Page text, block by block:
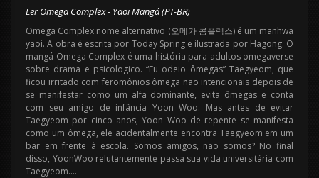
Ler Omega Complex - Yaoi Mangá (PT-BR)
Omega Complex nome alternativo (오메가 콤플렉스) é um manhwa
yaoi. A obra é escrita por Today Spring e ilustrada por Hagong. O
mangá Omega Complex é uma história para adultos omegaverse
sobre drama e psicologico. “Eu odeio ômegas” Taegyeom, que
ficou irritado com feromônios ômega não intencionais depois de
se manifestar como um alfa dominante, evita ômegas e conta
com seu amigo de infância Yoon Woo. Mas antes de evitar
Taegyeom por cinco anos, Yoon Woo de repente se manifesta
como um ômega, ele acidentalmente encontra Taegyeom em um
bar em frente à escola. Somos amigos, não somos? No final
disso, YoonWoo relutantemente passa sua vida universitária com
Taegyeom….